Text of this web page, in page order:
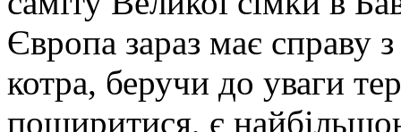
Європа зараз має справу
котра, беручи до уваги
поширитися, є